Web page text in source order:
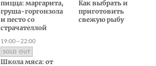
пицца: маргарита,
груша-горгонзола
и песто со
страчателлой
19:00—22:00
SOLD OUT
Школа мяса: от
Как выбрать и
приготовить
свежую рыбу